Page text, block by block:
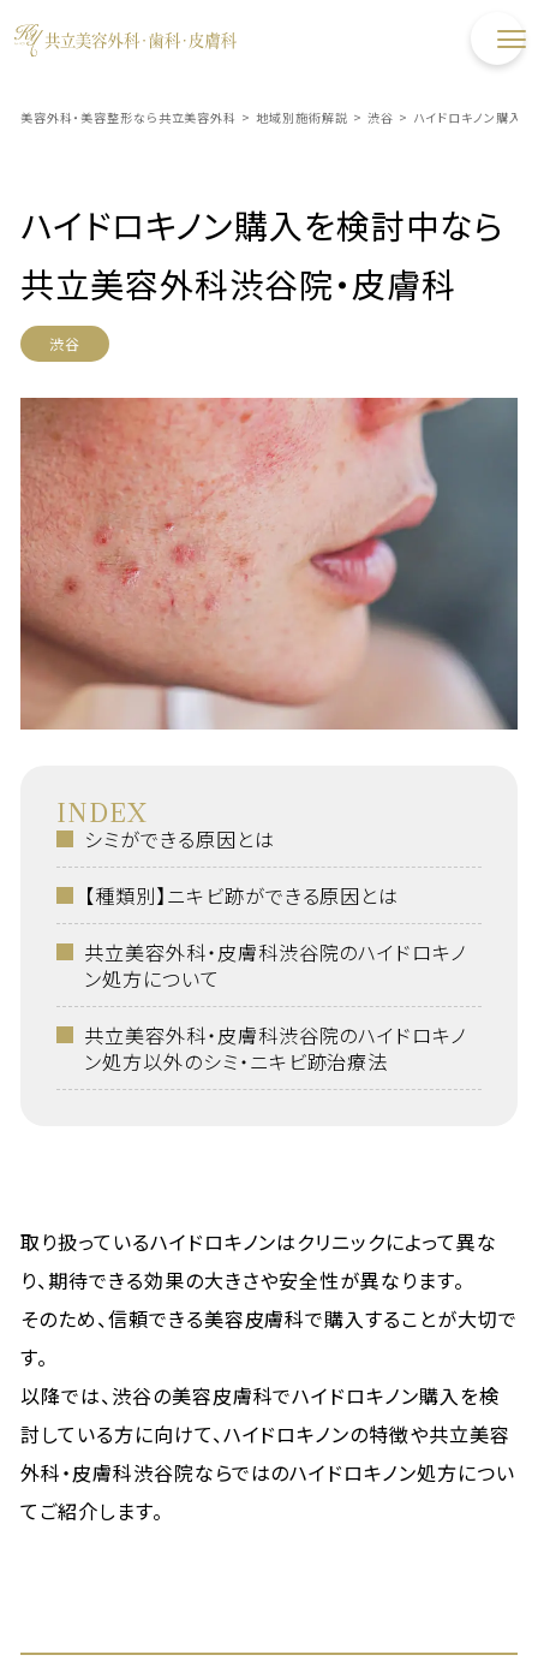
美容外科・美容整形なら共立美容外科 > 地域別施術解説 > 渋谷 > ハイドロキノン購入
ハイドロキノン購入を検討中なら
共立美容外科渋谷院・皮膚科
渋谷
INDEX
シミができる原因とは
【種類別】ニキビ跡ができる原因とは
共立美容外科・皮膚科渋谷院のハイドロキノ
ン処方について
共立美容外科・皮膚科渋谷院のハイドロキノ
ン処方以外のシミ・ニキビ跡治療法
取り扱っているハイドロキノンはクリニックによって異な
り、期待できる効果の大きさや安全性が異なります。
そのため、信頼できる美容皮膚科で購入することが大切で
す。
以降では、渋谷の美容皮膚科でハイドロキノン購入を検
討している方に向けて、ハイドロキノンの特徴や共立美容
外科・皮膚科渋谷院ならではのハイドロキノン処方につい
てご紹介します。